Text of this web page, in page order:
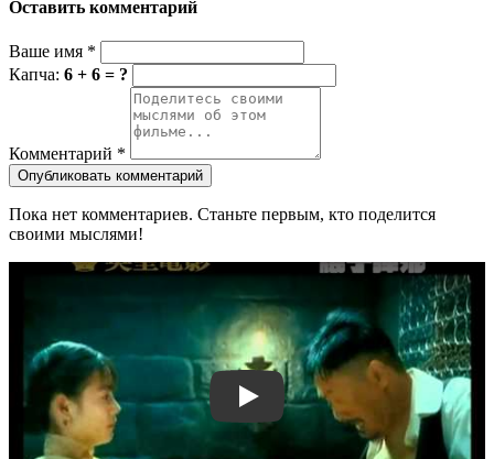
Оставить комментарий
Ваше имя *
Капча: 6 + 6 = ?
Комментарий *
Опубликовать комментарий
Пока нет комментариев. Станьте первым, кто поделится
своими мыслями!
Смотреть трейлер